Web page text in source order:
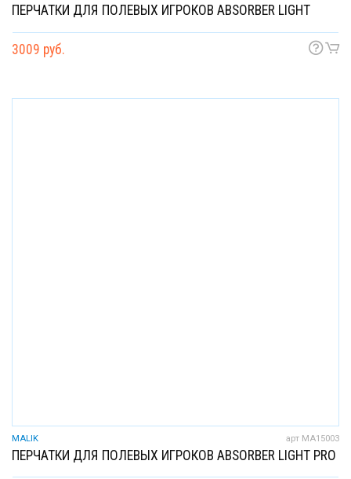
ПЕРЧАТКИ ДЛЯ ПОЛЕВЫХ ИГРОКОВ ABSORBER LIGHT
3009 руб.
MALIK арт MA15003
ПЕРЧАТКИ ДЛЯ ПОЛЕВЫХ ИГРОКОВ ABSORBER LIGHT PRO